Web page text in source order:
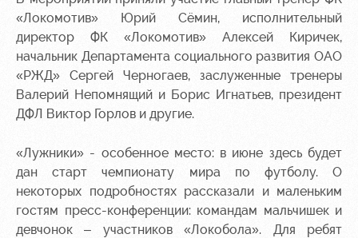
Аренда
площадей
Ледовый
дворец
Занятия
поступить
Руководство
Контакты
Академии
Заставки
Программа
лояльности
Карта
болельщика
Информация
для
болельщиков
МГН
«Локомотив» Юрий Сёмин, исполнительный
директор ФК «Локомотив» Алексей Киричек,
начальник Департамента социального развития ОАО
«РЖД» Сергей Черногаев, заслуженные тренеры
Валерий Непомнящий и Борис Игнатьев, президент
ДФЛ Виктор Горлов и другие.
«Лужники» - особенное место: в июне здесь будет
дан старт чемпионату мира по футболу. О
некоторых подробностях рассказали и маленьким
гостям пресс-конференции: командам мальчишек и
девчонок – участников «Локобола». Для ребят